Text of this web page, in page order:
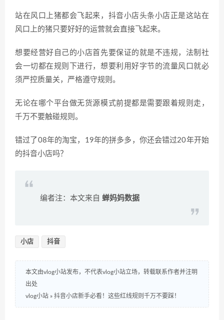
站在风口上猪都会飞起来，抖音小店头条小店正是这站在
风口上的猪只要好好的运营就会直接飞起来。
想要经营好自己的小店首先要保证的就是不违规，法制社
会一切都在规则下进行，想要利用好字节的流量风口就必
须严控质量关，严格遵守规则。
无论在哪个平台做无货源模式前提都是需要跟着规则走，
千万不要触碰规则。
错过了08年的淘宝，19年的拼多多，你还会错过20年开始
的抖音小店吗？
编者注：本文来自 蝉妈妈数据
小店 抖音
本文由vlog小站发布，不代表vlog小站立场，转载联系作者并注明
出处
vlog小站 » 抖音小店新手必看！这些红线规则千万不要踩！